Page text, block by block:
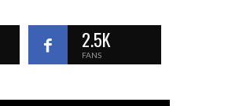
2.5K
FANS